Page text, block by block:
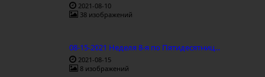
2021-08-10
38 изображений
08-15-2021 Неделя 8-я по Пятидесятниц...
2021-08-15
8 изображений